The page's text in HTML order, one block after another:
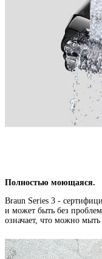
Полностью моющаяся.
Braun Series 3 -
и может быть без
означает, что можно